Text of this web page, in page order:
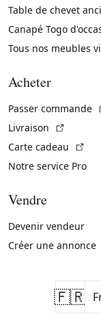
Table de chevet
Canapé Togo
Tous nos meubles
Acheter
Passer commande
Livraison
Carte cadeau
Notre service Pro
Vendre
Devenir vendeur
Créer une annonce
🇫🇷